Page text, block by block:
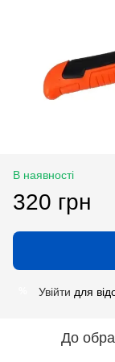
В наявності
320 грн
Увійти для
До